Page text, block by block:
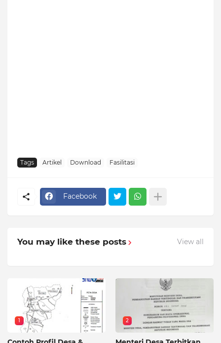
Tags Artikel Download Fasilitasi
Facebook
You may like these posts View all
1 2